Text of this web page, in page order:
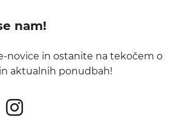
nam!
novice in ostanite na tekočem o
aktualnih ponudbah!